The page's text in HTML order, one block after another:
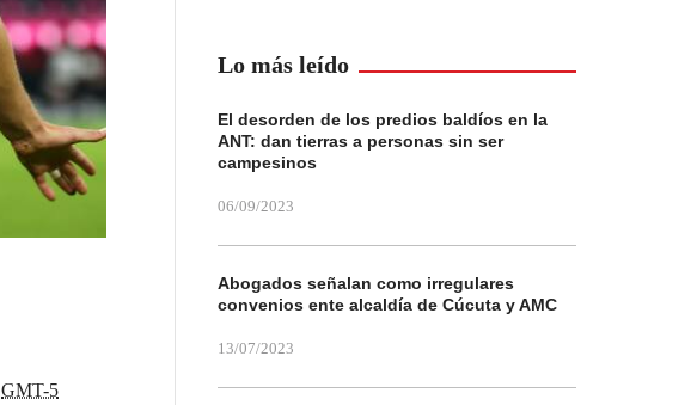
GMT-5
Lo más leído
El desorden de los predios baldíos en la
ANT: dan tierras a personas sin ser
campesinos
06/09/2023
Abogados señalan como irregulares
convenios ente alcaldía de Cúcuta y AMC
13/07/2023